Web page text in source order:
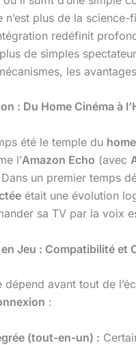
n’est plus de la
redéfinit
de simples
les
: Du Home Cinéma à
été le temple du
l’Amazon Echo (avec
Dans un premier temps
était une évolution
sa TV par la voix
Jeu : Compatibilité et
dépend avant tout de
:
(tout-en-un) :